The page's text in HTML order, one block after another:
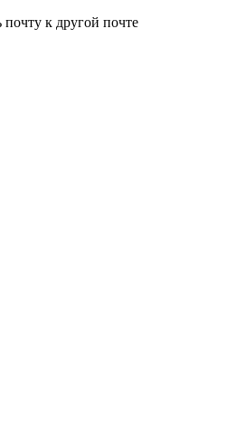
к другой почте